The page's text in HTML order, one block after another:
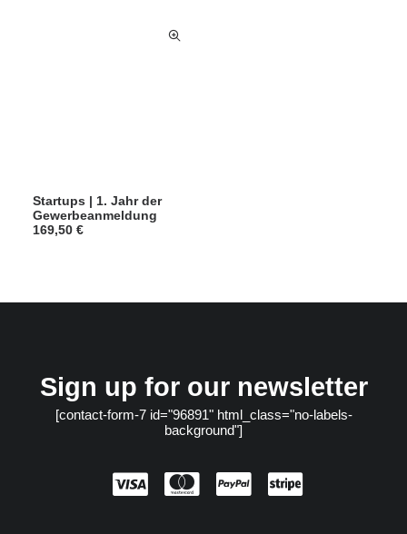
Startups | 1. Jahr der
Gewerbeanmeldung
169,50 €
Sign up for our newsletter
[contact-form-7 id="96891" html_class="no-labels-
background"]